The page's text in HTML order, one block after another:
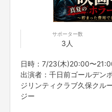
サポーター数
3人
日時：7/23(木)20:00〜
出演者：千日前ゴールデン
ジリンティクラブ久保クル
ジー